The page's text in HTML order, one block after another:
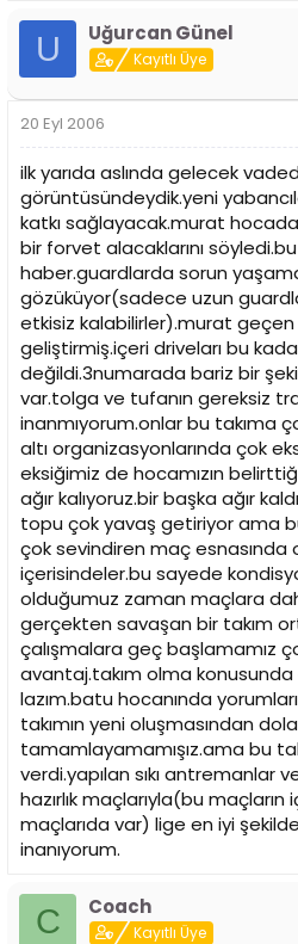
U Uğurcan Günel
Kayıtlı Üye
20 Eyl 2006
ilk yarıda aslında gelecek
görüntüsündeydik.yeni
katkı sağlayacak.murat
bir forvet alacaklarını
haber.guardlarda sorun
gözüküyor(sadece uzun
etkisiz kalabilirler).murat
geliştirmiş.içeri driveları bu
değildi.3numarada bariz bir
var.tolga ve tufanın gereksiz
inanmıyorum.onlar bu takıma
altı organizasyonlarında çok
eksiğimiz de hocamızın
ağır kalıyoruz.bir başka ağır
topu çok yavaş getiriyor ama
çok sevindiren maç esnasında
içerisindeler.bu sayede
olduğumuz zaman maçlara
gerçekten savaşan bir takım
çalışmalara geç başlamamız
avantaj.takım olma konusunda
lazım.batu hocanında
takımın yeni oluşmasından
tamamlayamamışız.ama bu
verdi.yapılan sıkı antremanlar
hazırlık maçlarıyla(bu
maçlarıda var) lige en iyi
inanıyorum.
C Coach
Kayıtlı Üye